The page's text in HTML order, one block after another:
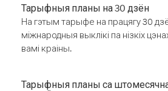
Тарыфныя планы на 30 дзён
На гэтым тарыфе на працягу 30
міжнародныя выклікі па нізкіх
вамі краіны.
Тарыфныя планы са